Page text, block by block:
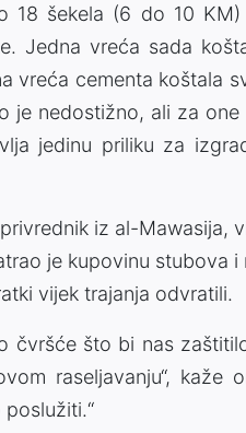
18 šekela (6 do 10
Jedna vreća sada
vreća cementa koštala
je nedostižno, ali za
jedinu priliku za
iz al-Mawasija,
je kupovinu stubova
vijek trajanja odvratili.
čvršće što bi nas
raseljavanju“, kaže